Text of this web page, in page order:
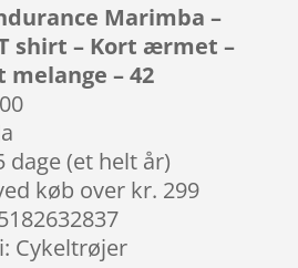
Marimba –
shirt – Kort ærmet –
melange – 42
dage (et helt år)
køb over kr. 299
Cykeltrøjer